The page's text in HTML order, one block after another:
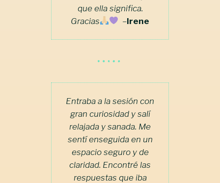
que ella significa.
Gracias
–Irene
Entraba a la sesión con
gran curiosidad y salí
relajada y sanada. Me
sentí enseguida en un
espacio seguro y de
claridad. Encontré las
respuestas que iba